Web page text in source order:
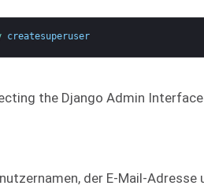
createsuperuser
der E-Mail-Adresse